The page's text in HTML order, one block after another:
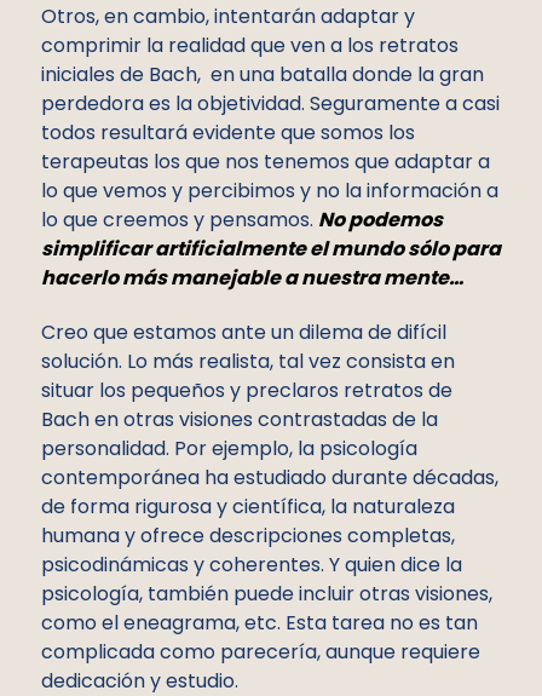
Otros, en cambio, intentarán adaptar y
comprimir la realidad que ven a los retratos
iniciales de Bach, en una batalla donde la gran
perdedora es la objetividad. Seguramente a casi
todos resultará evidente que somos los
terapeutas los que nos tenemos que adaptar a
lo que vemos y percibimos y no la información a
lo que creemos y pensamos. No podemos
simplificar artificialmente el mundo sólo para
hacerlo más manejable a nuestra mente…
Creo que estamos ante un dilema de difícil
solución. Lo más realista, tal vez consista en
situar los pequeños y preclaros retratos de
Bach en otras visiones contrastadas de la
personalidad. Por ejemplo, la psicología
contemporánea ha estudiado durante décadas,
de forma rigurosa y científica, la naturaleza
humana y ofrece descripciones completas,
psicodinámicas y coherentes. Y quien dice la
psicología, también puede incluir otras visiones,
como el eneagrama, etc. Esta tarea no es tan
complicada como parecería, aunque requiere
dedicación y estudio.